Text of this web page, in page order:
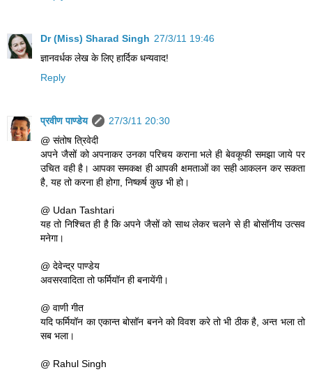
Dr (Miss) Sharad Singh 27/3/11 19:46
ज्ञानवर्धक लेख के लिए हार्दिक धन्यवाद!
Reply
प्रवीण पाण्डेय
27/3/11 20:30
@ संतोष त्रिवेदी
अपने जैसों को अपनाकर उनका परिचय कराना भले ही बेवकूफी समझा जाये पर
उचित वही है। आपका समकक्ष ही आपकी क्षमताओं का सही आकलन कर सकता
है, यह तो करना ही होगा, निष्कर्ष कुछ भी हो।
@ Udan Tashtari
यह तो निश्चित ही है कि अपने जैसों को साथ लेकर चलने से ही बोसॉनीय उत्सव
मनेगा।
@ देवेन्द्र पाण्डेय
अवसरवादिता तो फर्मियॉन ही बनायेंगी।
@ वाणी गीत
यदि फर्मियॉन का एकान्त बोसॉन बनने को विवश करे तो भी ठीक है, अन्त भला तो
सब भला।
@ Rahul Singh